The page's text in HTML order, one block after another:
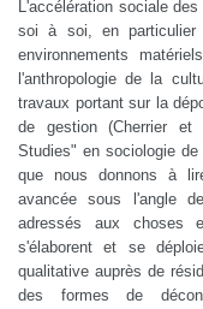
L'accélération sociale
soi à soi, en particulier
environnements
l'anthropologie de la
travaux portant sur la
de gestion (Cherrier et
Studies" en sociologie
que nous donnons à
avancée sous l'angle
adressés aux choses
s'élaborent et se
qualitative auprès de
des formes de